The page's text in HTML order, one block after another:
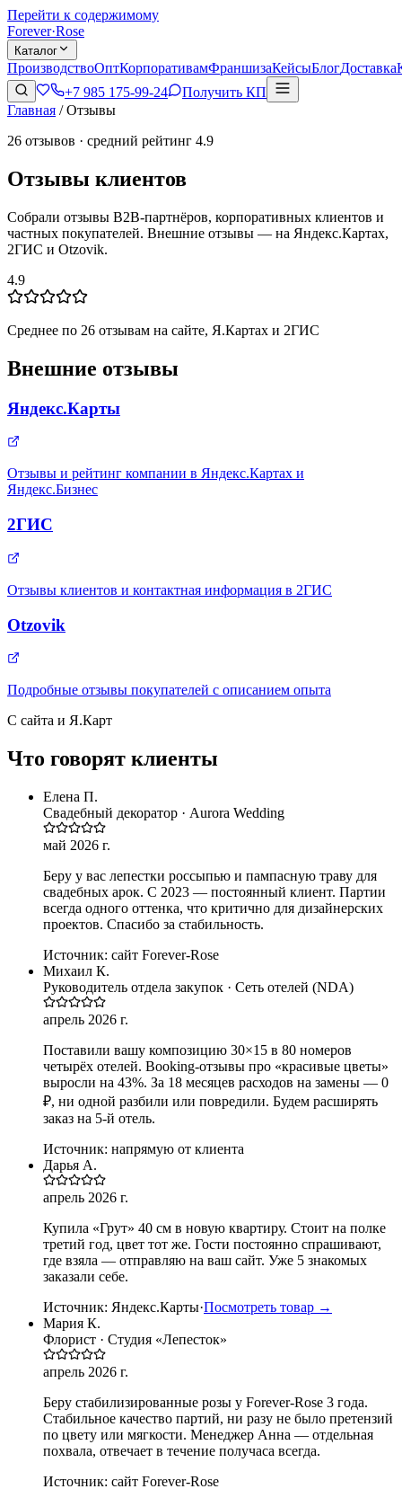
Перейти к содержимому
Forever·Rose
Каталог
ПроизводствоОптКорпоративамФраншизаКейсыБлогДоставка
+7 985 175-99-24
Получить КП
Главная /Отзывы
26 отзывов · средний рейтинг 4.9
Отзывы клиентов
Собрали отзывы B2B-партнёров, корпоративных клиентов и
частных покупателей. Внешние отзывы — на Яндекс.Картах,
2ГИС и Otzovik.
4.9
Среднее по 26 отзывам на сайте, Я.Картах и 2ГИС
Внешние отзывы
Яндекс.Карты
Отзывы и рейтинг компании в Яндекс.Картах и
Яндекс.Бизнес
2ГИС
Отзывы клиентов и контактная информация в 2ГИС
Otzovik
Подробные отзывы покупателей с описанием опыта
С сайта и Я.Карт
Что говорят клиенты
Елена П.
Свадебный декоратор · Aurora Wedding
май 2026 г.
Беру у вас лепестки россыпью и пампасную траву для
свадебных арок. С 2023 — постоянный клиент. Партии
всегда одного оттенка, что критично для дизайнерских
проектов. Спасибо за стабильность.
Источник: сайт Forever-Rose
Михаил К.
Руководитель отдела закупок · Сеть отелей (NDA)
апрель 2026 г.
Поставили вашу композицию 30×15 в 80 номеров
четырёх отелей. Booking-отзывы про «красивые цветы»
выросли на 43%. За 18 месяцев расходов на замены — 0
₽, ни одной разбили или повредили. Будем расширять
заказ на 5-й отель.
Источник: напрямую от клиента
Дарья А.
апрель 2026 г.
Купила «Грут» 40 см в новую квартиру. Стоит на полке
третий год, цвет тот же. Гости постоянно спрашивают,
где взяла — отправляю на ваш сайт. Уже 5 знакомых
заказали себе.
Источник: Яндекс.Карты·Посмотреть товар →
Мария К.
Флорист · Студия «Лепесток»
апрель 2026 г.
Беру стабилизированные розы у Forever-Rose 3 года.
Стабильное качество партий, ни разу не было претензий
по цвету или мягкости. Менеджер Анна — отдельная
похвала, отвечает в течение получаса всегда.
Источник: сайт Forever-Rose